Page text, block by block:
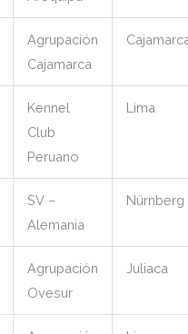
Agrupación
Cajamarca
Kennel
Club
Peruano
Lima
SV –
Alemania
Nürnberg
Agrupación
Ovesur
Juliaca